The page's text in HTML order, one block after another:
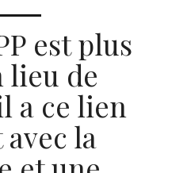
est plus
lieu de
a ce lien
la